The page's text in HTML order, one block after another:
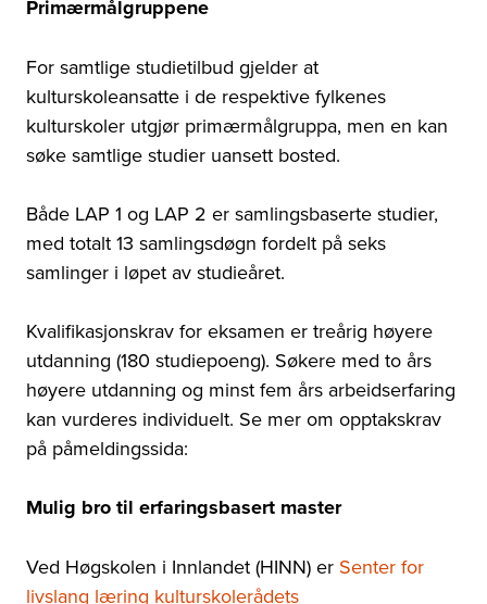
Primærmålgruppene
For samtlige studietilbud gjelder at
kulturskoleansatte i de respektive fylkenes
kulturskoler utgjør primærmålgruppa, men en kan
søke samtlige studier uansett bosted.
Både LAP 1 og LAP 2 er samlingsbaserte studier,
med totalt 13 samlingsdøgn fordelt på seks
samlinger i løpet av studieåret.
Kvalifikasjonskrav for eksamen er treårig høyere
utdanning (180 studiepoeng). Søkere med to års
høyere utdanning og minst fem års arbeidserfaring
kan vurderes individuelt. Se mer om opptakskrav
på påmeldingssida:
Mulig bro til erfaringsbasert master
Ved Høgskolen i Innlandet (HINN) er Senter for
livslang læring kulturskolerådets